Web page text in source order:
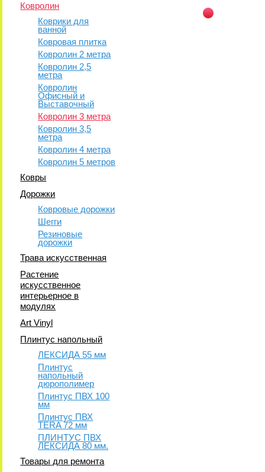
Ковролин
Коврики для
ванной
Ковровая плитка
Ковролин 2 метра
Ковролин 2,5
метра
Ковролин
Офисный и
Выставочный
Ковролин 3 метра
Ковролин 3,5
метра
Ковролин 4 метра
Ковролин 5 метров
Ковры
Дорожки
Ковровые дорожки
Шегги
Резиновые
дорожки
Трава искусственная
Растение
искусственное
интерьерное в
модулях
Art Vinyl
Плинтус напольный
ЛЕКСИДА 55 мм
Плинтус
напольный
дюрополимер
Плинтус ПВХ 100
мм
Плинтус ПВХ
TERA 72 мм
ПЛИНТУС ПВХ
ЛЕКСИДА 80 мм.
Товары для ремонта